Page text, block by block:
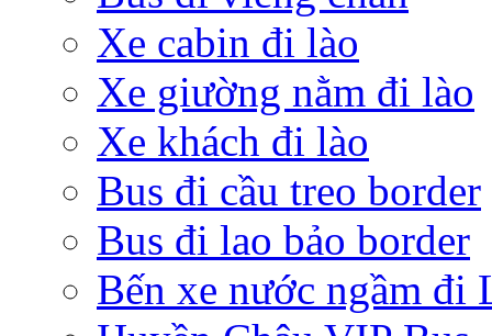
Xe cabin đi lào
Xe giường nằm đi lào
Xe khách đi lào
Bus đi cầu treo border
Bus đi lao bảo border
Bến xe nước ngầm đi